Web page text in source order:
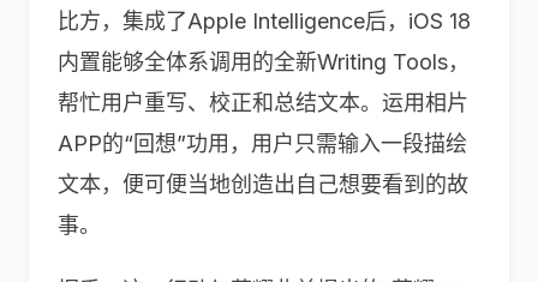
比方，集成了Apple Intelligence后，iOS 18
内置能够全体系调用的全新Writing Tools，
帮忙用户重写、校正和总结文本。运用相片
APP的“回想”功用，用户只需输入一段描绘
文本，便可便当地创造出自己想要看到的故
事。